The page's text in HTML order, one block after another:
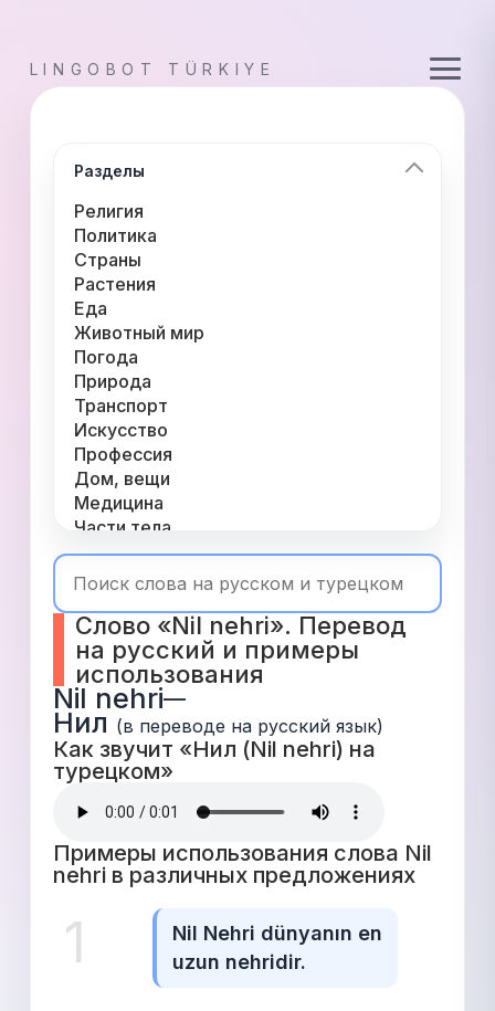
LINGOBOT TÜRKIYE
Разделы
Религия
Политика
Страны
Растения
Еда
Животный мир
Погода
Природа
Транспорт
Искусство
Профессия
Дом, вещи
Медицина
Части тела
Одежда
Время
Числа
Глаголы
Служебные
Существительные
Прилагательные
Слово «Nil nehri». Перевод
на русский и примеры
использования
Nil nehri—
Нил (в переводе на русский язык)
Как звучит «Нил (Nil nehri) на
турецком»
Примеры использования слова Nil
nehri в различных предложениях
1
Nil Nehri dünyanın en
uzun nehridir.